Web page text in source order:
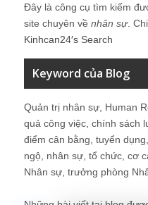
Đây là công cụ tìm kiếm
site chuyên về nhân sự.
Kinhcan24′s Search
Keyword của Blog
Quản trị nhân sự, Human
quả công việc, chính sách
điểm cân bằng, tuyển
ngộ, nhân sự, tổ chức, cơ
Nhân sự, trưởng phòng